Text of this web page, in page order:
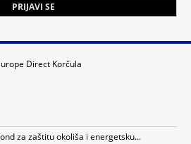
Direct Korčula
za zaštitu okoliša i energetsku...